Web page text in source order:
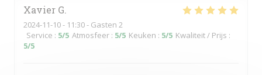
Xavier G
2024-11-10- 11:30 - Gasten 2
Service : 5/5 Atmosfeer : 5/5 Keuken : 5/5 Kwaliteit / Prijs :
5/5